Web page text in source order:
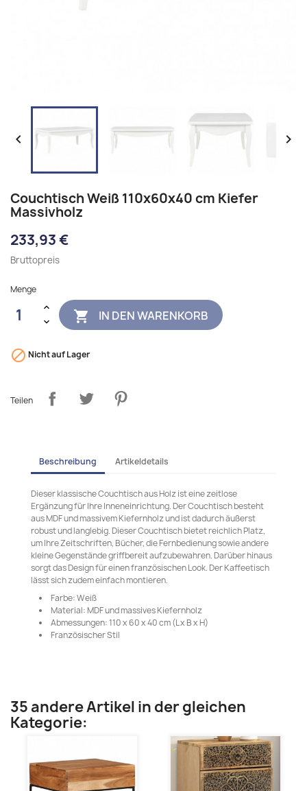
 
Couchtisch Weiß 110x60x40 cm Kiefer
Massivholz
233,93 €
Bruttopreis
Menge
 IN DEN WARENKORB
 Nicht auf Lager
Teilen
Beschreibung Artikeldetails
Dieser klassische Couchtisch aus Holz ist eine zeitlose
Ergänzung für Ihre Inneneinrichtung. Der Couchtisch besteht
aus MDF und massivem Kiefernholz und ist dadurch äußerst
robust und langlebig. Dieser Couchtisch bietet reichlich Platz,
um Ihre Zeitschriften, Bücher, die Fernbedienung sowie andere
kleine Gegenstände griffbereit aufzubewahren. Darüber hinaus
sorgt das Design für einen französischen Look. Der Kaffeetisch
lässt sich zudem einfach montieren.
Farbe: Weiß
Material: MDF und massives Kiefernholz
Abmessungen: 110 x 60 x 40 cm (L x B x H)
Französischer Stil
35 andere Artikel in der gleichen
Kategorie: